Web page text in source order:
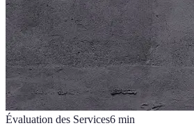
Évaluation des Services6 min